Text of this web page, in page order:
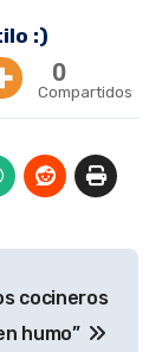
:)
0
Compartidos
cocineros
humo”